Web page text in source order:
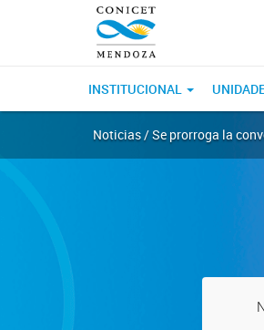
INSTITUCIONAL
Noticias / Se prorroga la